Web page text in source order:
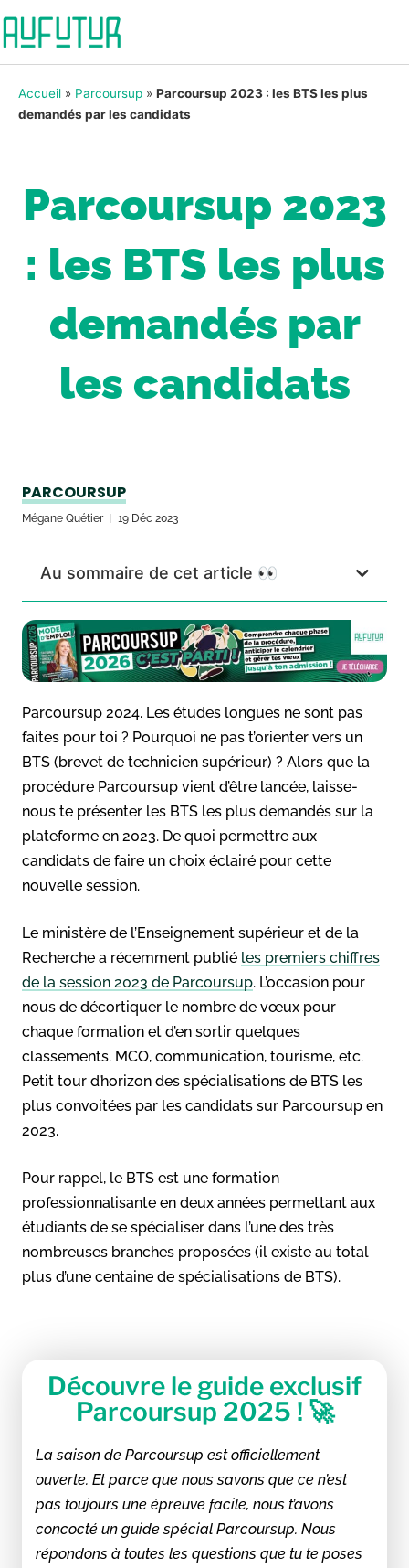
Accueil » Parcoursup » Parcoursup 2023 : les BTS les plus
demandés par les candidats
Parcoursup 2023
: les BTS les plus
demandés par
les candidats
PARCOURSUP
Mégane Quétier 19 Déc 2023
Au sommaire de cet article 👀
Parcoursup 2024. Les études longues ne sont pas
faites pour toi ? Pourquoi ne pas t’orienter vers un
BTS (brevet de technicien supérieur) ? Alors que la
procédure Parcoursup vient d’être lancée, laisse-
nous te présenter les BTS les plus demandés sur la
plateforme en 2023. De quoi permettre aux
candidats de faire un choix éclairé pour cette
nouvelle session.
Le ministère de l’Enseignement supérieur et de la
Recherche a récemment publié les premiers chiffres
de la session 2023 de Parcoursup. L’occasion pour
nous de décortiquer le nombre de vœux pour
chaque formation et d’en sortir quelques
classements. MCO, communication, tourisme, etc.
Petit tour d’horizon des spécialisations de BTS les
plus convoitées par les candidats sur Parcoursup en
2023.
Pour rappel, le BTS est une formation
professionnalisante en deux années permettant aux
étudiants de se spécialiser dans l’une des très
nombreuses branches proposées (il existe au total
plus d’une centaine de spécialisations de BTS).
Découvre le guide exclusif
Parcoursup 2025 ! 🚀
La saison de Parcoursup est officiellement
ouverte. Et parce que nous savons que ce n’est
pas toujours une épreuve facile, nous t’avons
concocté un guide spécial Parcoursup. Nous
répondons à toutes les questions que tu te poses